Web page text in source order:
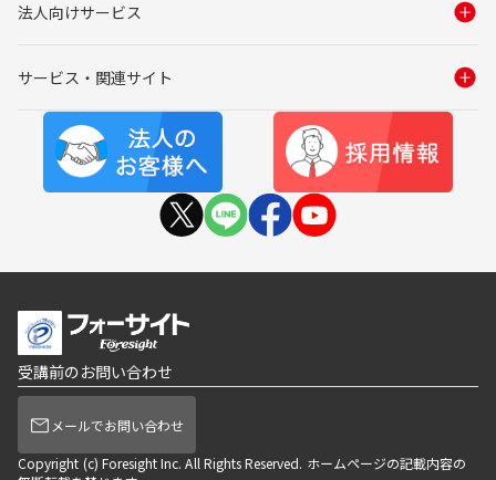
法人向けサービス
サービス・関連サイト
受講前のお問い合わせ
メールでお問い合わせ
Copyright (c) Foresight Inc. All Rights Reserved. ホームページの記載内容の